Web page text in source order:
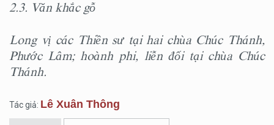
2.3. Văn khắc gỗ
Long vị các Thiền sư tại hai chùa Chúc Thánh,
Phước Lâm; hoành phi, liễn đối tại chùa Chúc
Thánh.
Tác giả: Lê Xuân Thông